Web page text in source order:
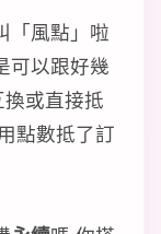
「風點」啦
可以跟好幾
換或直接抵
點數抵了訂